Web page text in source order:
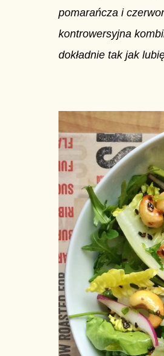
pomarańcza i
kontrowersyjna
dokładnie tak jak